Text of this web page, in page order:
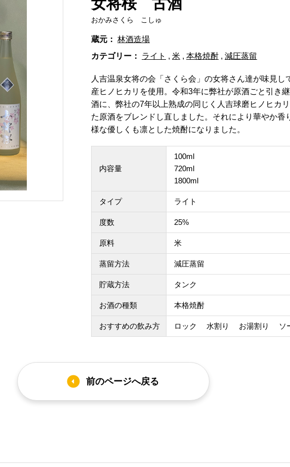
おかみさくら こしゅ
蔵元： 林酒造場
カテゴリー：
ライト , 米 , 本格焼酎 , 減圧蒸留
人吉温泉女将の会「さくら会」の女将さん達が味見し
産ヒノヒカリを使用。令和3年に弊社が原酒ごと引き
酒に、弊社の7年以上熟成の同じく人吉球磨ヒノヒカ
た原酒をブレンドし直しました。それにより華やか香
様な優しくも凛とした焼酎になりました。
内容量
100ml
720ml
1800ml
タイプ ライト
度数 25%
原料 米
蒸留方法 減圧蒸留
貯蔵方法 タンク
お酒の種類 本格焼酎
おすすめの飲み方 ロック 水割り お湯割り ソ
arrow_drop_down_circle 前のページへ戻る